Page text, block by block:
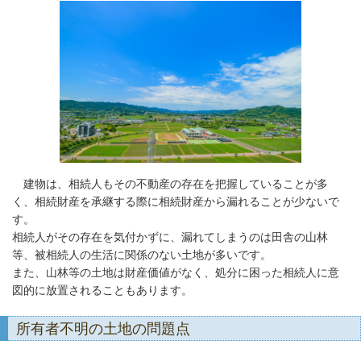
建物は、相続人もその不動産の存在を把握していることが多
く、相続財産を承継する際に相続財産から漏れることが少ないで
す。
相続人がその存在を気付かずに、漏れてしまうのは田舎の山林
等、被相続人の生活に関係のない土地が多いです。
また、山林等の土地は財産価値がなく、処分に困った相続人に意
図的に放置されることもあります。
所有者不明の土地の問題点